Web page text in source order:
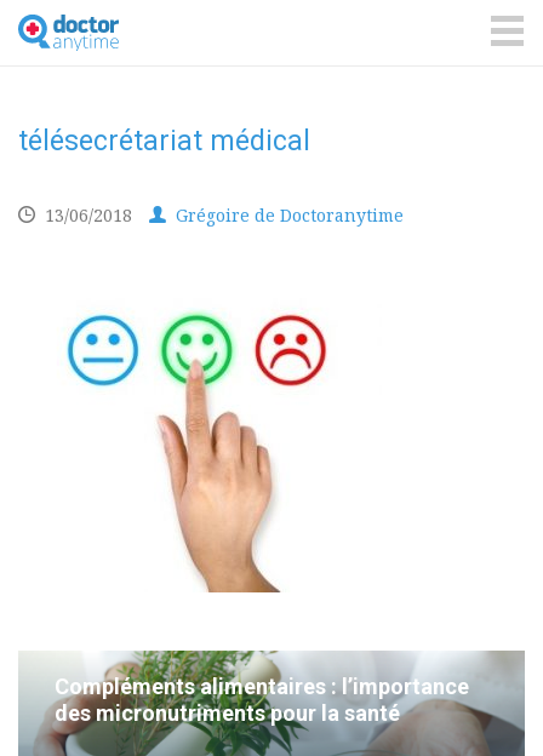
DoctorAnyTime
You
are
télésecrétariat médical
13/06/2018 Grégoire de Doctoranytime
Compléments alimentaires : l’importance
des micronutriments pour la santé